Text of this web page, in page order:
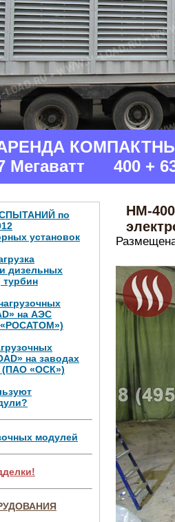
Мегаватт 400 +
по
установок
дизельных
турбин
на АЭС
«РОСАТОМ»)
на заводах
«ОСК»)
модулей
НМ-